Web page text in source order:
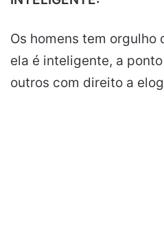
Os homens tem orgulho
ela é inteligente, a
outros com direito a